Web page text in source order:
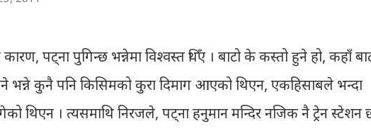
पट्ना पुगिन्छ भन्नेमा विश्वस्त थिँए । बाटो के कस्तो हुने हो, कहाँ
भन्ने कुनै पनि किसिमको कुरा दिमाग आएको थिएन, एकहिसाबले भन्दा
थिएन । त्यसमाथि निरजले, पट्ना हनुमान मन्दिर नजिक नै ट्रेन स्टेशन